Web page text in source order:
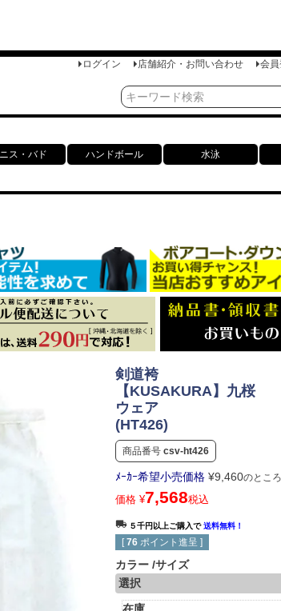
ログイン 店舗紹介・お問い合わせ 会
ス・バド ハンドボール 水泳
剣道袴
【KUSAKURA】九桜
ウェア
(HT426)
商品番号 csv-ht426
ﾒｰｶｰ希望小売価格 ¥9,460のところ
価格 ¥7,568税込
５千円以上ご購入で送料無料！
[ 76 ポイント進呈 ]
カラー サイズ
選択